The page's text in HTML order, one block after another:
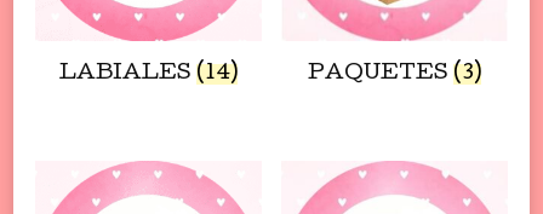
LABIALES (14) PAQUETES (3)